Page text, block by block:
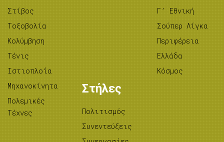
Στίβος
Tοξοβολία
Κολύμβηση
Τένις
Ιστιοπλοΐα
Μηχανοκίνητα
Πολεμικές
Τέχνες
Γ’ Εθνική
Σούπερ Λίγκα
Περιφέρεια
Ελλάδα
Κόσμος
Στήλες
Πολιτισμός
Συνεντεύξεις